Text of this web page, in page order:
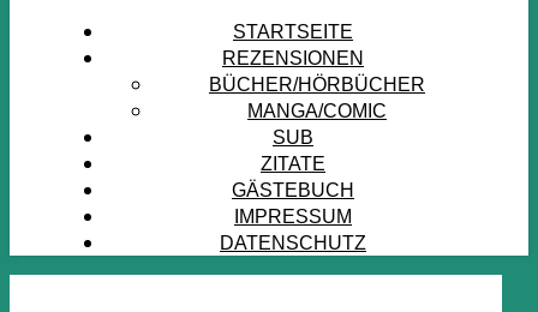
STARTSEITE
REZENSIONEN
BÜCHER/HÖRBÜCHER
MANGA/COMIC
SUB
ZITATE
GÄSTEBUCH
IMPRESSUM
DATENSCHUTZ